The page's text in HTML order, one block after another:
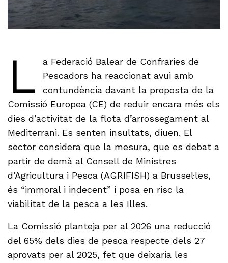
L
a Federació Balear de Confraries de
Pescadors ha reaccionat avui amb
contundència davant la proposta de la
Comissió Europea (CE) de reduir encara més els
dies d’activitat de la flota d’arrossegament al
Mediterrani. Es senten insultats, diuen. El
sector considera que la mesura, que es debat a
partir de demà al Consell de Ministres
d’Agricultura i Pesca (AGRIFISH) a Brussel·les,
és “immoral i indecent” i posa en risc la
viabilitat de la pesca a les Illes.
La Comissió planteja per al 2026 una reducció
del 65% dels dies de pesca respecte dels 27
aprovats per al 2025, fet que deixaria les